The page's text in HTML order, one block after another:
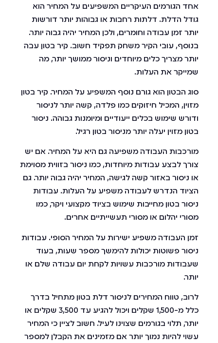
אחד הגורמים העיקריים המשפיעים על המחיר הוא
גודל הדלת. דלתות רחבות או גבוהות יותר דורשות
יותר זמן עבודה וחומרים, ולכן המחיר יהיה גבוה יותר.
בנוסף, עובי הקיר משחק תפקיד חשוב. קיר בטון עבה
יותר מצריך כלים מיוחדים וניסור ממושך יותר, מה
שמייקר את העלות.
סוג הבטון הוא גורם נוסף המשפיע על המחיר. קיר בטון
מזוין, המכיל חיזוקים כמו פלדה, קשה יותר לניסור
ודורש שימוש בכלים ייעודיים ומיומנות גבוהה. ניסור
בטון מזוין יעלה יותר מניסור בטון רגיל.
מורכבות העבודה משפיעה גם היא על המחיר. אם יש
צורך לבצע עבודות מיוחדות, כמו ניסור בזווית מסוימת
או ניסור באזור קשה לגישה, המחיר יהיה גבוה יותר. גם
הציוד הנדרש לעבודה משפיע על העלות. עבודות
ניסור בטון מחייבות שימוש בציוד מקצועי ויקר, כמו
מסורי יהלום או מסורי תעשייתיים אחרים.
זמן העבודה משפיע ישירות על המחיר הסופי. עבודות
ניסור פשוטות יכולות להימשך מספר שעות, בעוד
שעבודות מורכבות עשויות לקחת יום עבודה שלם או
יותר.
לרוב, טווח המחירים לניסור דלת בטון מתחיל בדרך
כלל מ-1,500 שקלים ויכול להגיע עד 3,500 שקלים או
יותר, תלוי בגורמים שצוינו לעיל. חשוב לציין כי המחיר
עשוי להיות נמוך יותר אם מזמינים את הקבלן למספר